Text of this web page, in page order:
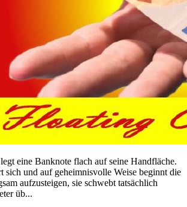
eine Banknote flach auf seine Handfläche.
sich und auf geheimnisvolle Weise beginnt die
aufzusteigen, sie schwebt tatsächlich
üb...